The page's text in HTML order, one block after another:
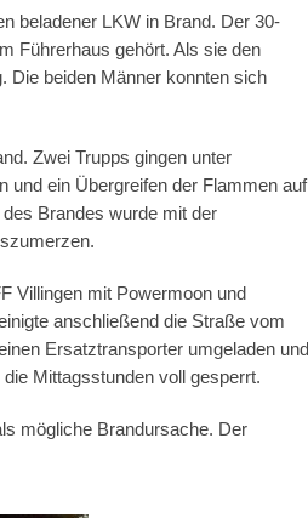
beladener LKW in Brand. Der 30-
Führerhaus gehört. Als sie den
Die beiden Männer konnten sich
Zwei Trupps gingen unter
und ein Übergreifen der Flammen auf
Brandes wurde mit der
Villingen mit Powermoon und
anschließend die Straße vom
Ersatztransporter umgeladen und
Mittagsstunden voll gesperrt.
mögliche Brandursache. Der